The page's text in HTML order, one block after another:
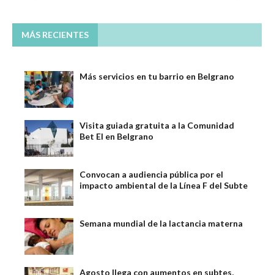
MÁS RECIENTES
Más servicios en tu barrio en Belgrano
Visita guiada gratuita a la Comunidad
Bet El en Belgrano
Convocan a audiencia pública por el
impacto ambiental de la Línea F del Subte
Semana mundial de la lactancia materna
Agosto llega con aumentos en subtes,